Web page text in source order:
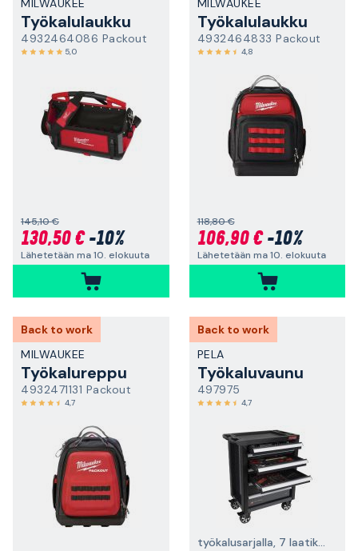
MILWAUKEE
Työkalulaukku
4932464086 Packout
5,0
145,10 €
130,50 €-10%
Lähetetään ma 10. elokuuta
MILWAUKEE
Työkalulaukku
4932464833 Packout
4,8
118,80 €
106,90 €-10%
Lähetetään ma 10. elokuuta
Back to work
MILWAUKEE
Työkalureppu
4932471131 Packout
4,7
Back to work
PELA
Työkaluvaunu
497975
4,7
työkalusarjalla, 7 laatikkoa, musta